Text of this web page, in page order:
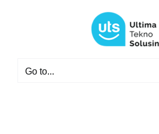
Go to...